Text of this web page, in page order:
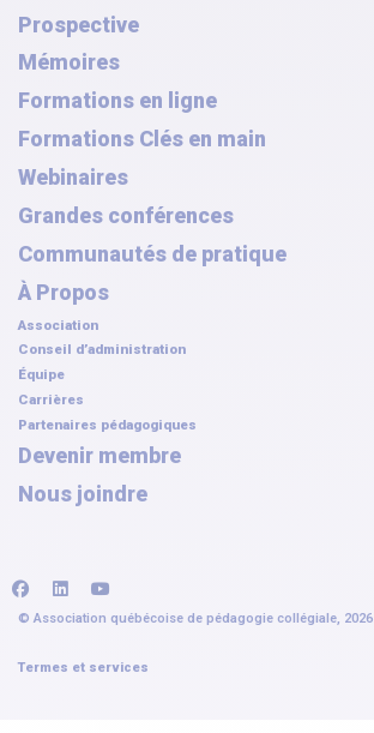
Prospective
Mémoires
Formations en ligne
Formations Clés en main
Webinaires
Grandes conférences
Communautés de pratique
À Propos
Association
Conseil d’administration
Équipe
Carrières
Partenaires pédagogiques
Devenir membre
Nous joindre
facebooklinkedin
© Association québécoise de pédagogie collégiale, 2026
Termes et services